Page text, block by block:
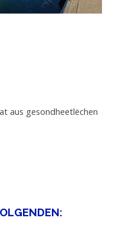
aus gesondheetlëchen